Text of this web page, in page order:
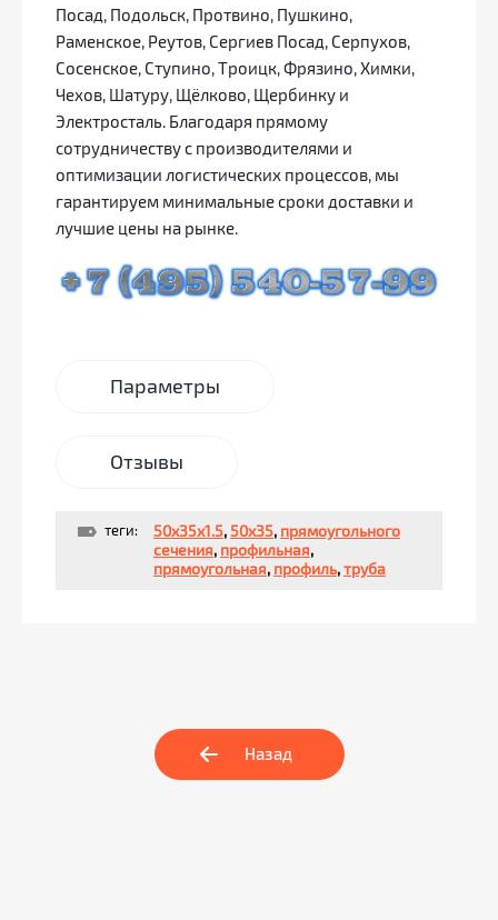
Посад, Подольск, Протвино, Пушкино,
Раменское, Реутов, Сергиев Посад, Серпухов,
Сосенское, Ступино, Троицк, Фрязино, Химки,
Чехов, Шатуру, Щёлково, Щербинку и
Электросталь. Благодаря прямому
сотрудничеству с производителями и
оптимизации логистических процессов, мы
гарантируем минимальные сроки доставки и
лучшие цены на рынке.
Параметры
Отзывы
теги: 50х35х1.5,50х35, прямоугольного
сечения, профильная,
прямоугольная, профиль,труба
Назад